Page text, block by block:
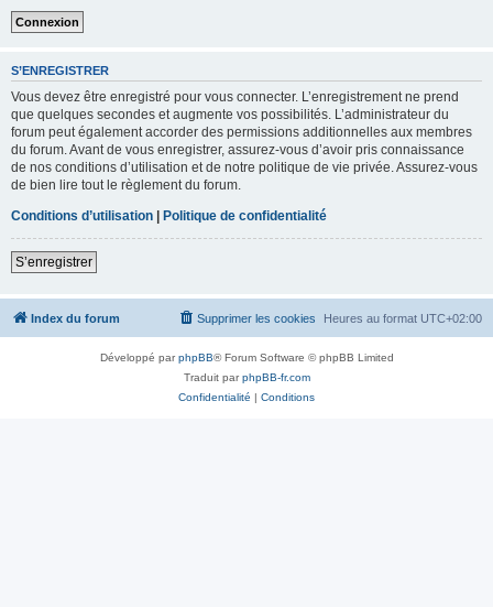
S’ENREGISTRER
Vous devez être enregistré pour vous connecter. L’enregistrement ne prend
que quelques secondes et augmente vos possibilités. L’administrateur du
forum peut également accorder des permissions additionnelles aux membres
du forum. Avant de vous enregistrer, assurez-vous d’avoir pris connaissance
de nos conditions d’utilisation et de notre politique de vie privée. Assurez-vous
de bien lire tout le règlement du forum.
Conditions d’utilisation | Politique de confidentialité
S’enregistrer
Index du forum Heures au format UTC+02:00
Supprimer les cookies
Développé parphpBB® Forum Software © phpBB Limited
Traduit parphpBB-fr.com
Confidentialité | Conditions